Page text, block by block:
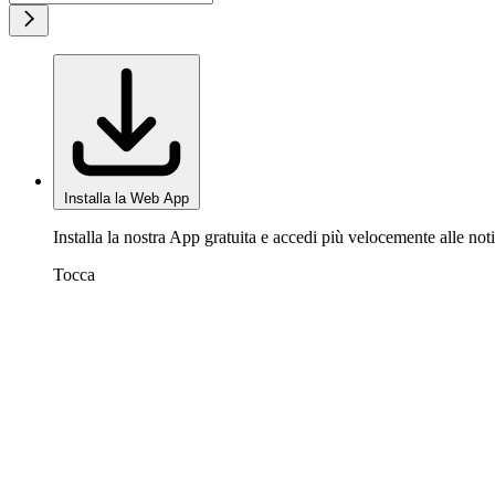
Installa la Web App
Installa la nostra App gratuita e accedi più velocemente alle
Tocca